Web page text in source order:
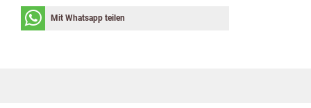
Mit Whatsapp teilen